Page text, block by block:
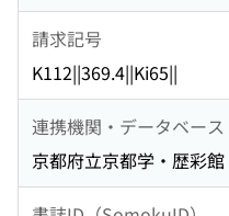
請求記号
K112||369.4||Ki65||
連携機関・データベース
京都府立京都学・歴彩